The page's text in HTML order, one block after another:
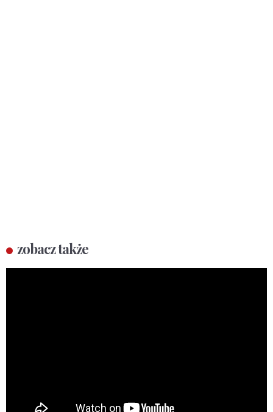
zobacz także